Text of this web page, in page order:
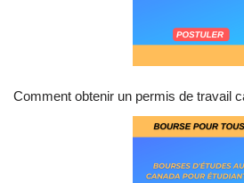
Comment obtenir un permis de travail